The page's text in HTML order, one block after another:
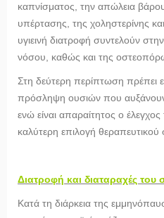
καπνίσματος, την απώλεια
υπέρτασης, της χοληστερίνης
υγιεινή διατροφή συντελούν
νόσου, καθώς και της
Στη δεύτερη περίπτωση πρέπει
πρόσληψη ουσιών που αυξάνουν
ενώ είναι απαραίτητος ο
καλύτερη επιλογή θεραπευτικού
Διατροφή και διαταραχές
Κατά τη διάρκεια της